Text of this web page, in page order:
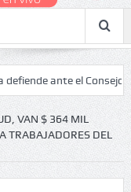
el Consejo de
VAN $ 364 MIL
TRABAJADORES DEL